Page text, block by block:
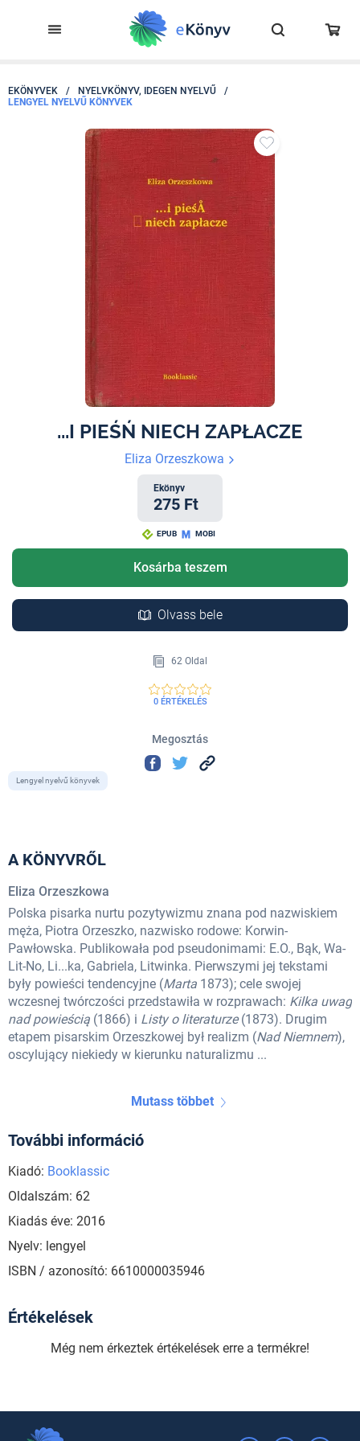
EKÖNYVEK / NYELVKÖNYV, IDEGEN NYELVŰ
/
LENGYEL NYELVŰ KÖNYVEK
...I PIEŚŃ NIECH ZAPŁACZE
Eliza Orzeszkowa
Ekönyv
275 Ft
EPUB MOBI
Kosárba teszem
Olvass bele
62 Oldal
0 ÉRTÉKELÉS
Megosztás
Lengyel nyelvű könyvek
A KÖNYVRŐL
Eliza Orzeszkowa
Polska pisarka nurtu pozytywizmu znana pod nazwiskiem
męża, Piotra Orzeszko, nazwisko rodowe: Korwin-
Pawłowska. Publikowała pod pseudonimami: E.O., Bąk, Wa-
Lit-No, Li...ka, Gabriela, Litwinka. Pierwszymi jej tekstami
były powieści tendencyjne (Marta 1873); cele swojej
wczesnej twórczości przedstawiła w rozprawach: Kilka uwag
nad powieścią (1866) i Listy o literaturze(1873). Drugim
etapem pisarskim Orzeszkowej był realizm (Nad Niemnem),
oscylujący niekiedy w kierunku naturalizmu ...
Mutass többet
További információ
Kiadó: Booklassic
Oldalszám: 62
Kiadás éve: 2016
Nyelv: lengyel
ISBN / azonosító: 6610000035946
Értékelések
Még nem érkeztek értékelések erre a termékre!